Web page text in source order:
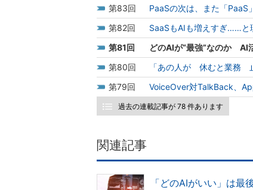
83
PaaSの次は、また「
82
SaaSもAIも増えすぎ……と
81
どのAIが“最強”なのか AI
80
「あの人が 休むと業務
79
VoiceOver対TalkBack、
過去の連載記事が 78 件あります
関連記事
「どのAIがいい」は